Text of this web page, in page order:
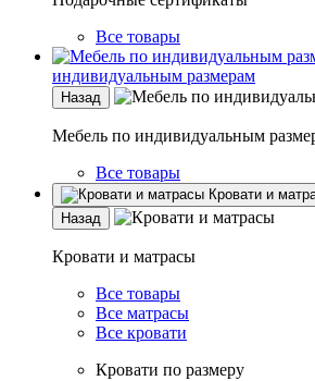
Все товары
индивидуальным размерам
Назад
Мебель по индивидуальным
Все товары
Кровати и
Назад
Кровати и матрасы
Все товары
Все матрасы
Все кровати
Кровати по размеру